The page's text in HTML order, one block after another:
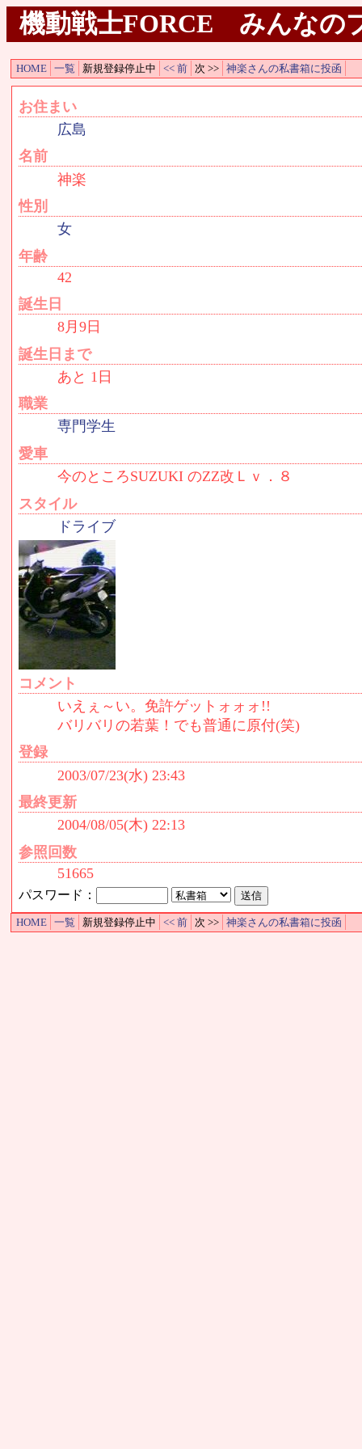
機動戦士FORCE みんなの
HOME 一覧 新規登録停止中 << 前 次 >> 神楽さんの私書箱に投函
お住まい
広島
名前
神楽
性別
女
年齢
42
誕生日
8月9日
誕生日まで
あと 1日
職業
専門学生
愛車
今のところSUZUKI のZZ改Ｌｖ．８
スタイル
ドライブ
コメント
いえぇ～い。免許ゲットォォォ!!
バリバリの若葉！でも普通に原付(笑)
登録
2003/07/23(水) 23:43
最終更新
2004/08/05(木) 22:13
参照回数
51665
パスワード：
HOME 一覧 新規登録停止中 << 前 次 >> 神楽さんの私書箱に投函